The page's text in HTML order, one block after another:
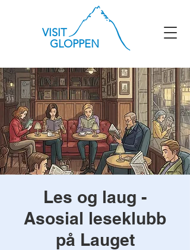
VISIT
GLOPPEN
Les og laug -
Asosial leseklubb
på Lauget